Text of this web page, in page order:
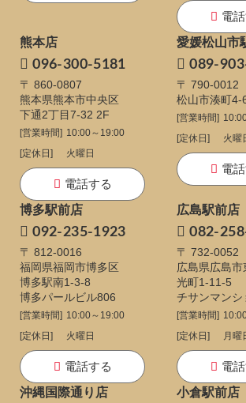
電
熊本店
096-300-5181
〒 860-0807
熊本県熊本市中央区
下通2丁目7-32 2F
[営業時間] 10:00～19:00
[定休日]
火曜日
電話する
愛媛松山市
089-
〒 790-0012
松山市湊町4-
[営業時間]
[定休日]
火曜
電
博多駅前店
092-235-1923
〒 812-0016
福岡県福岡市博多区
博多駅南1-3-8
博多パールビル806
[営業時間] 10:00～19:00
[定休日]
火曜日
電話する
広島駅前店
082-
〒 732-0052
広島県広島市
光町1-11-5
チサンマンシ
[営業時間]
[定休日]
月曜
電
沖縄国際通り店
小倉駅前店